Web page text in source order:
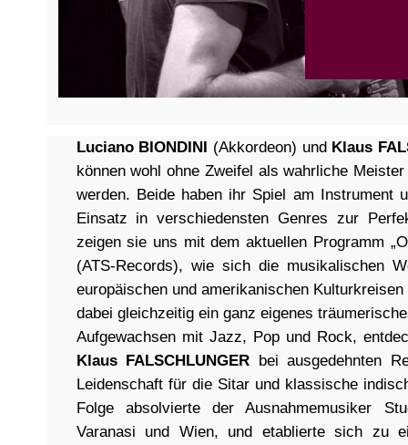
Luciano BIONDINI (Akkordeon) und Klaus
können wohl ohne Zweifel als wahrliche
werden. Beide haben ihr Spiel am Instrument
Einsatz in verschiedensten Genres zur
zeigen sie uns mit dem aktuellen Programm
(ATS-Records), wie sich die musikalischen
europäischen und amerikanischen
dabei gleichzeitig ein ganz eigenes
Aufgewachsen mit Jazz, Pop und Rock,
Klaus FALSCHLUNGER bei ausgedehnten
Leidenschaft für die Sitar und klassische
Folge absolvierte der Ausnahmemusiker
Varanasi und Wien, und etablierte sich zu